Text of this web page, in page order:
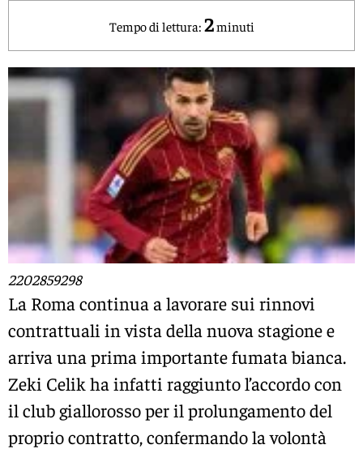
Tempo di lettura: 2minuti
2202859298
La Roma continua a lavorare sui rinnovi
contrattuali in vista della nuova stagione e
arriva una prima importante fumata bianca.
Zeki Celik ha infatti raggiunto l’accordo con
il club giallorosso per il prolungamento del
proprio contratto, confermando la volontà